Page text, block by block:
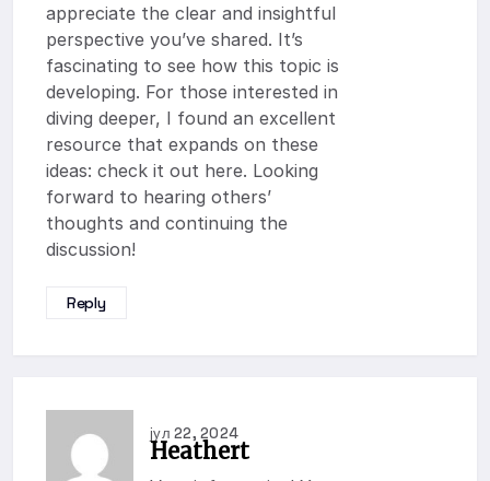
appreciate the clear and insightful
perspective you’ve shared. It’s
fascinating to see how this topic is
developing. For those interested in
diving deeper, I found an excellent
resource that expands on these
ideas: check it out here. Looking
forward to hearing others’
thoughts and continuing the
discussion!
Reply
јул 22, 2024
Heathert